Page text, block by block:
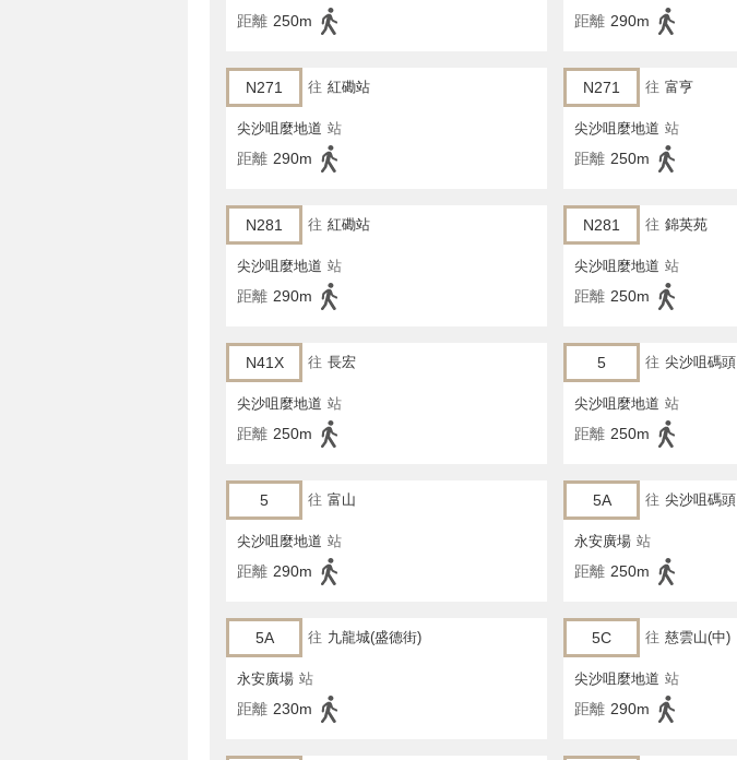
距離 250m 距離 290m
N271 往 紅磡站
尖沙咀麼地道 站
距離 290m
N271 往 富亨
尖沙咀麼地道 站
距離 250m
N281 往 紅磡站
尖沙咀麼地道 站
距離 290m
N281 往 錦英苑
尖沙咀麼地道 站
距離 250m
N41X 往 長宏
尖沙咀麼地道 站
距離 250m
5 往 尖沙咀碼頭
尖沙咀麼地道 站
距離 250m
5 往 富山
尖沙咀麼地道 站
距離 290m
5A 往 尖沙咀碼頭
永安廣場 站
距離 250m
5A 往 九龍城(盛德街)
永安廣場 站
距離 230m
5C 往 慈雲山(中)
尖沙咀麼地道 站
距離 290m